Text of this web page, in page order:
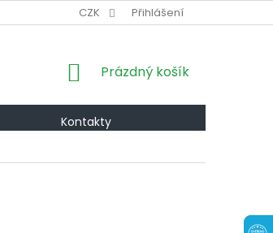
VÝMĚNA A VRÁCENÍ PODMÍNKY OCHRANY
CZK Přihlášení
NÁKUPNÍ
Prázdný košík
Kontakty